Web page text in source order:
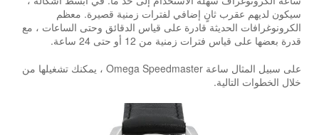
سيكون لديهم عقرب ثانٍ إضافي لفترات زمنية قصيرة. معظم
الكرونوغرافات الحديثة قادرة على قياس الدقائق وحتى الساعات ، مع
قدرة بعضها على قياس فترات زمنية من 12 أو حتى 24 ساعة.
على سبيل المثال ساعة Omega Speedmaster ، يمكنك تشغيلها من
خلال الخطوات التالية.